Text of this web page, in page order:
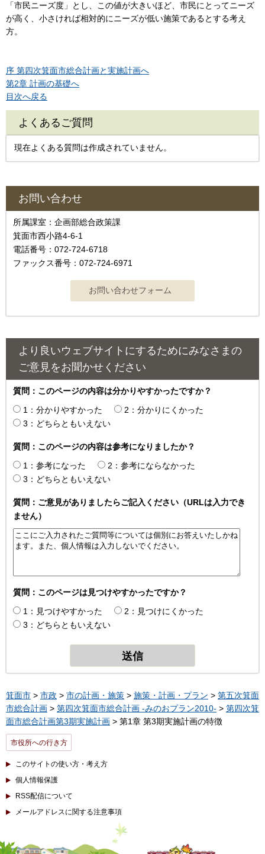
「市民ニーズ度」とし、この値が大きいほど、市民にとってニーズ
が高く、小さければ相対的にニーズが低い施策であるとする考え
方。
序 第四次箕面市総合計画と実施計画へ
第2章 計画の基礎へ
目次へ戻る
よくあるご質問
現在よくある質問は作成されていません。
お問い合わせ
所属課室：企画部総合政策課
箕面市西小路4‐6‐1
電話番号：072-724-6718
ファックス番号：072-724-6971
より良いウェブサイトにするためにみなさまの
ご意見をお聞かせください
質問：このページの内容は分かりやすかったですか？
1：分かりやすかった
2：分かりにくかった
3：どちらともいえない
質問：このページの内容は参考になりましたか？
1：参考になった
2：参考にならなかった
3：どちらともいえない
質問：ご意見がありましたらご記入ください（URLは入力でき
ません）
質問：このページは見つけやすかったですか？
1：見つけやすかった
2：見つけにくかった
3：どちらともいえない
箕面市 > 市政 > 市の計画・施策 > 施策・計画・プラン > 第五次箕面
市総合計画 > 第四次箕面市総合計画 -みのおプラン2010- > 第四次箕
面市総合計画第3期実施計画 > 第1章 第3期実施計画の特徴
市役所への行き方
このサイトの使い方・考え方
個人情報保護
RSS配信について
メールアドレスに関する注意事項